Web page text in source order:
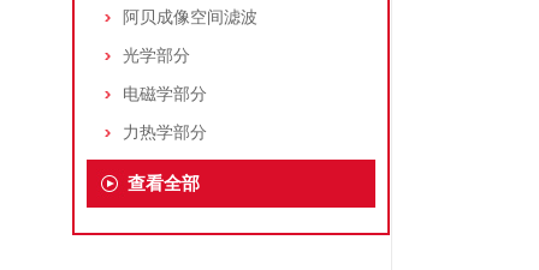
阿贝成像空间滤波
光学部分
电磁学部分
力热学部分
查看全部